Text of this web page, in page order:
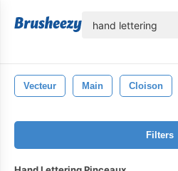
Vecteur Main Cloison
Filters